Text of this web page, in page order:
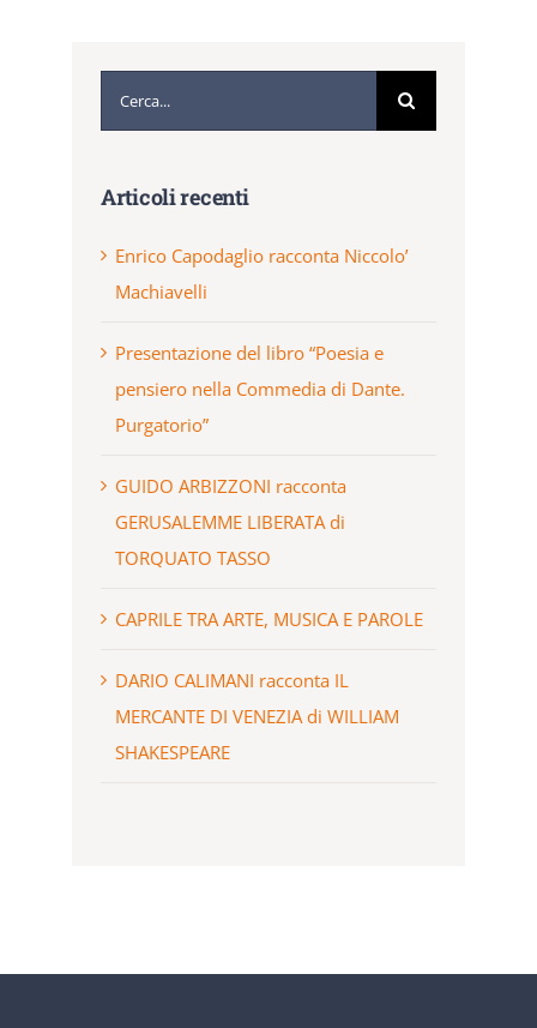
Articoli recenti
Enrico Capodaglio racconta Niccolo’
Machiavelli
Presentazione del libro “Poesia e
pensiero nella Commedia di Dante.
Purgatorio”
GUIDO ARBIZZONI racconta
GERUSALEMME LIBERATA di
TORQUATO TASSO
CAPRILE TRA ARTE, MUSICA E PAROLE
DARIO CALIMANI racconta IL
MERCANTE DI VENEZIA di WILLIAM
SHAKESPEARE